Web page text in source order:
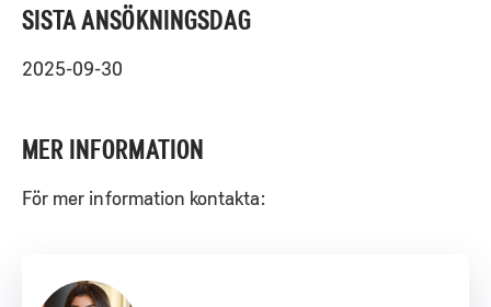
SISTA ANSÖKNINGSDAG
2025-09-30
MER INFORMATION
För mer information kontakta: